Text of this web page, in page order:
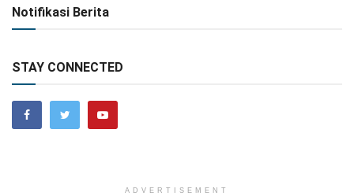
Notifikasi Berita
STAY CONNECTED
ADVERTISEMENT